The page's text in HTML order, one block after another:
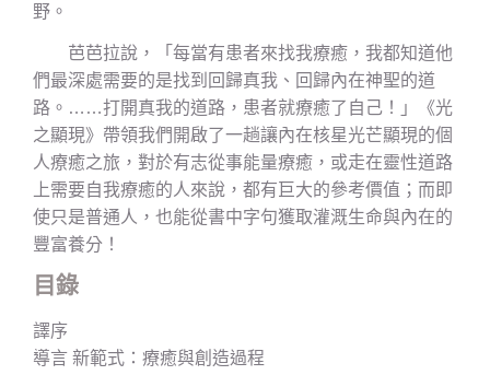
野。
芭芭拉說，「每當有患者來找我療癒，我都知道他
們最深處需要的是找到回歸真我、回歸內在神聖的道
路。……打開真我的道路，患者就療癒了自己！」《光
之顯現》帶領我們開啟了一趟讓內在核星光芒顯現的個
人療癒之旅，對於有志從事能量療癒，或走在靈性道路
上需要自我療癒的人來說，都有巨大的參考價值；而即
使只是普通人，也能從書中字句獲取灌溉生命與內在的
豐富養分！
目錄
譯序
導言 新範式：療癒與創造過程